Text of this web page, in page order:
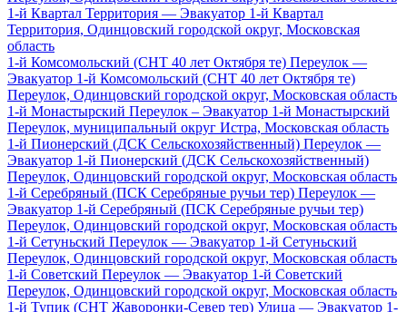
1-й Квартал Территория — Эвакуатор 1-й Квартал
Территория, Одинцовский городской округ, Московская
область
1-й Комсомольский (СНТ 40 лет Октября те) Переулок —
Эвакуатор 1-й Комсомольский (СНТ 40 лет Октября те)
Переулок, Одинцовский городской округ, Московская область
1-й Монастырский Переулок – Эвакуатор 1-й Монастырский
Переулок, муниципальный округ Истра, Московская область
1-й Пионерский (ДСК Сельскохозяйственный) Переулок —
Эвакуатор 1-й Пионерский (ДСК Сельскохозяйственный)
Переулок, Одинцовский городской округ, Московская область
1-й Серебряный (ПСК Серебряные ручьи тер) Переулок —
Эвакуатор 1-й Серебряный (ПСК Серебряные ручьи тер)
Переулок, Одинцовский городской округ, Московская область
1-й Сетуньский Переулок — Эвакуатор 1-й Сетуньский
Переулок, Одинцовский городской округ, Московская область
1-й Советский Переулок — Эвакуатор 1-й Советский
Переулок, Одинцовский городской округ, Московская область
1-й Тупик (СНТ Жаворонки-Север тер) Улица — Эвакуатор 1-